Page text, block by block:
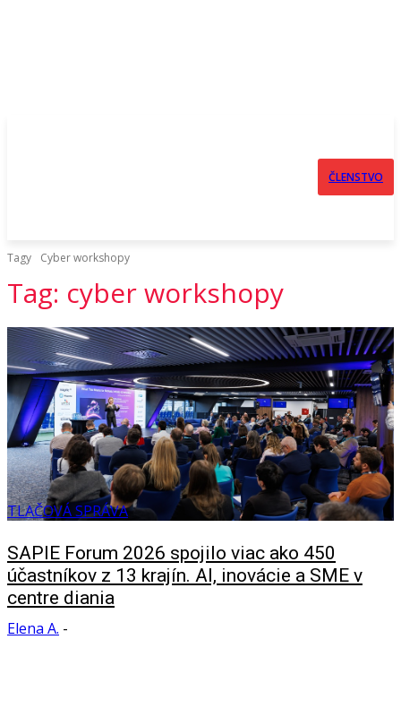
ČLENSTVO
Tagy Cyber workshopy
Tag: cyber workshopy
TLAČOVÁ SPRÁVA
SAPIE Forum 2026 spojilo viac ako 450
účastníkov z 13 krajín. AI, inovácie a SME v
centre diania
Elena A. -